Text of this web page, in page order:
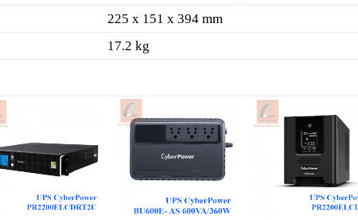
225 x 151 x 394 mm
17.2 kg
Add to
wishlist
wishlist
Add to
wishlist